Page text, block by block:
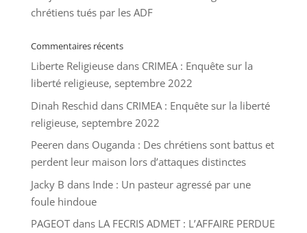
chrétiens tués par les ADF
Commentaires récents
Liberte Religieusedans CRIMEA : Enquête sur la
liberté religieuse, septembre 2022
Dinah Reschid dans CRIMEA : Enquête sur la liberté
religieuse, septembre 2022
Peeren dans Ouganda : Des chrétiens sont battus et
perdent leur maison lors d’attaques distinctes
Jacky B dans Inde : Un pasteur agressé par une
foule hindoue
PAGEOTdans LA FECRIS ADMET : L’AFFAIRE PERDUE